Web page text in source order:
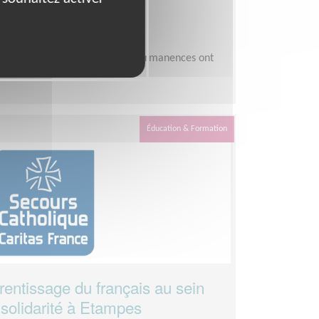
- Essonne
en sachant que les permanences ont
Éducation & Formation
du français au sein
à Etampes